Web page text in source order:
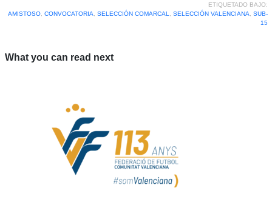
ETIQUETADO BAJO:
AMISTOSO, CONVOCATORIA SELECCIÓN COMARCAL SELECCIÓN VALENCIANA
SUB-
15
What you can read next